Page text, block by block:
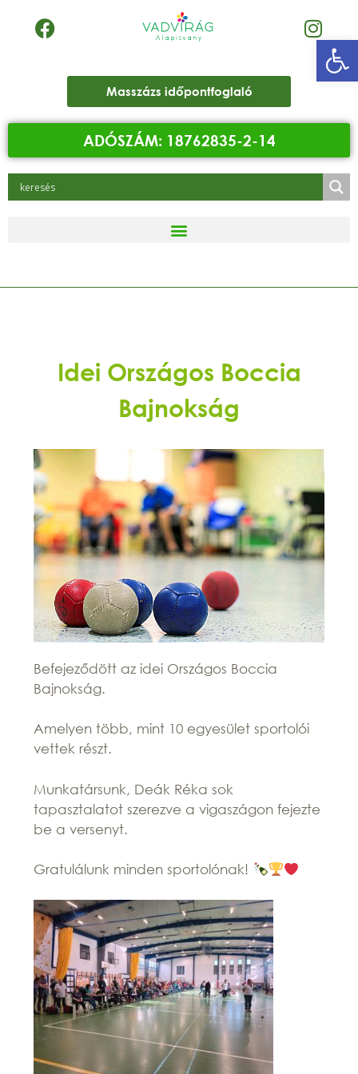
Masszázs időpontfoglaló
ADÓSZÁM: 18762835-2-14
Idei Országos Boccia
Bajnokság
Befejeződött az idei Országos Boccia
Bajnokság.
Amelyen több, mint 10 egyesület sportolói
vettek részt.
Munkatársunk, Deák Réka sok
tapasztalatot szerezve a vigaszágon fejezte
be a versenyt.
Gratulálunk minden sportolónak!